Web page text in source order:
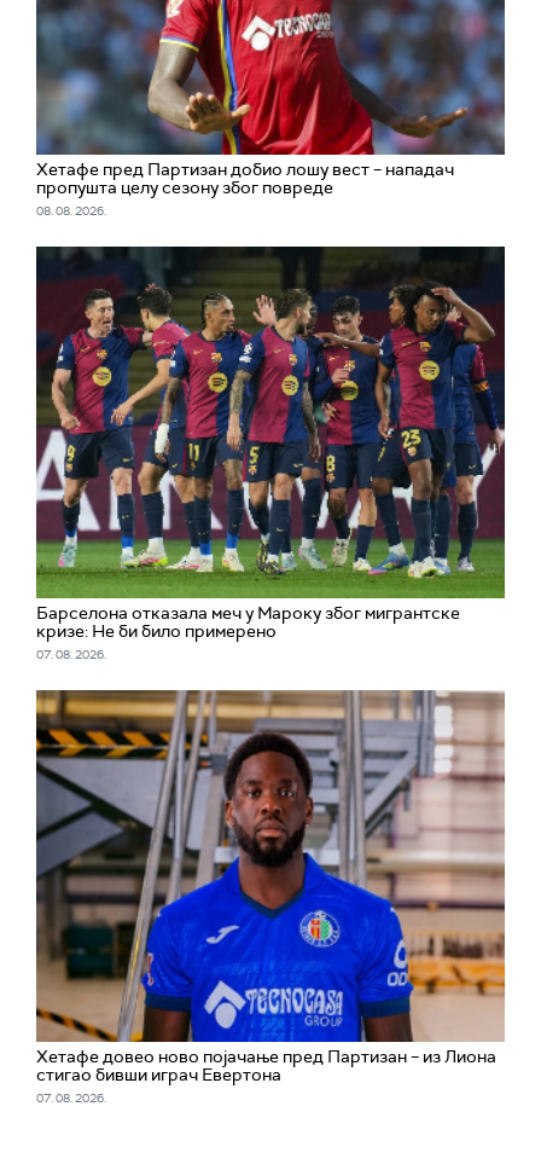
Хетафе пред Партизан добио лошу вест – нападач
пропушта целу сезону због повреде
08. 08. 2026.
Барселона отказала меч у Мароку због мигрантске
кризе: Не би било примерено
07. 08. 2026.
Хетафе довео ново појачање пред Партизан – из Лиона
стигао бивши играч Евертона
07. 08. 2026.